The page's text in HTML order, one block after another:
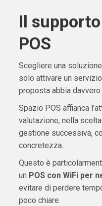
Il
POS
Scegliere una
solo attivare un
proposta abbia
Spazio POS affianca
valutazione, nella
gestione successiva,
concretezza.
Questo è
un POS con WiFi per
evitare di perdere
poco chiare.